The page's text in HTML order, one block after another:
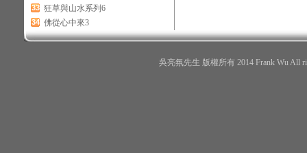
33 狂草與山水系列6
34 佛從心中來3
吳亮氛先生 版權所有 2014 Frank Wu All